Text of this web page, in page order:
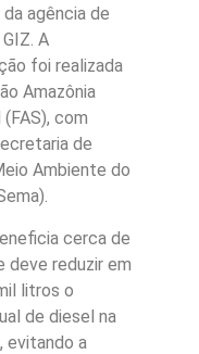
agência de
A
foi realizada
Amazônia
com
de
Ambiente do
cerca de
deve reduzir em
litros o
de diesel na
evitando a